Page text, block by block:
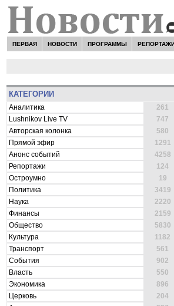
ПЕРВАЯ НОВОСТИ ПРОГРАММЫ
КАТЕГОРИИ
Аналитика
261
Lushnikov Live TV
747
Авторская колонка
580
Прямой эфир
1291
Анонс событий
4258
Репортажи
124
Остроумно
19
Политика
3419
Наука
2220
Финансы
2159
Общество
5830
Культура
1182
Транспорт
561
События
902
Власть
550
Экономика
896
Церковь
204